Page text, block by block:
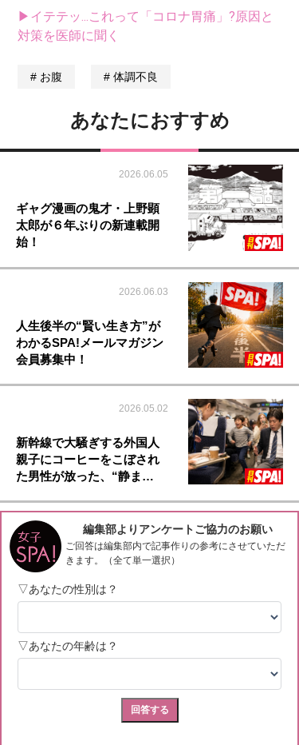
▶イテテッ...これって「コロナ胃痛」?原因と
対策を医師に聞く
お腹 体調不良
あなたにおすすめ
2026.06.05
ギャグ漫画の鬼才・上野顕
太郎が６年ぶりの新連載開
始！
2026.06.03
人生後半の“賢い生き方”が
わかるSPA!メールマガジン
会員募集中！
2026.05.02
新幹線で大騒ぎする外国人
親子にコーヒーをこぼされ
た男性が放った、“静ま…